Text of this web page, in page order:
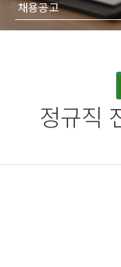
정규직